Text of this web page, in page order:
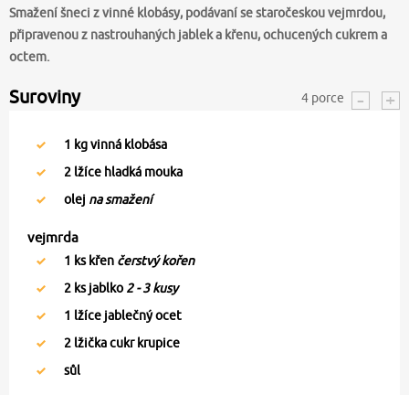
Smažení šneci z vinné klobásy, podávaní se staročeskou vejmrdou,
připravenou z nastrouhaných jablek a křenu, ochucených cukrem a
octem.
Suroviny 4 porce
1 kg vinná klobása
2 lžíce hladká mouka
olej na smažení
vejmrda
1 ks křen čerstvý kořen
2 ks jablko 2 - 3 kusy
1 lžíce jablečný ocet
2 lžička cukr krupice
sůl